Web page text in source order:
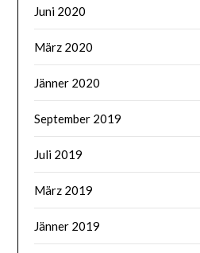
Juni 2020
März 2020
Jänner 2020
September 2019
Juli 2019
März 2019
Jänner 2019